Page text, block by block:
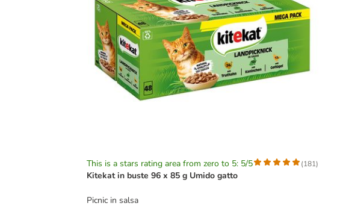
This is a stars rating area from zero to 5: 5/5 (181)
Kitekat in buste 96 x 85 g Umido gatto
Picnic in salsa